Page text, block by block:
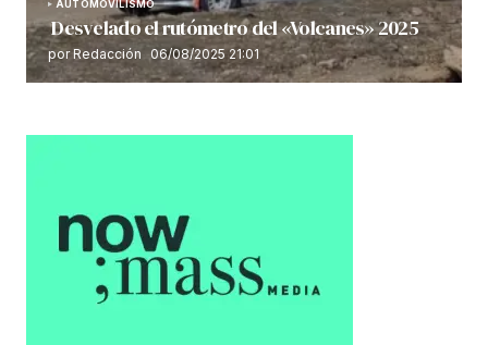
AUTOMOVILISMO
Desvelado el rutómetro del «Volcanes» 2025
por Redacción 06/08/2025 21:01